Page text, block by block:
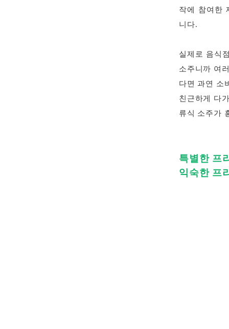
작에 참여한
니다.
실제로 음식
소주니까 여
다면 과연 소
친근하게 다
류식 소주가
특별한 프
익숙한 프